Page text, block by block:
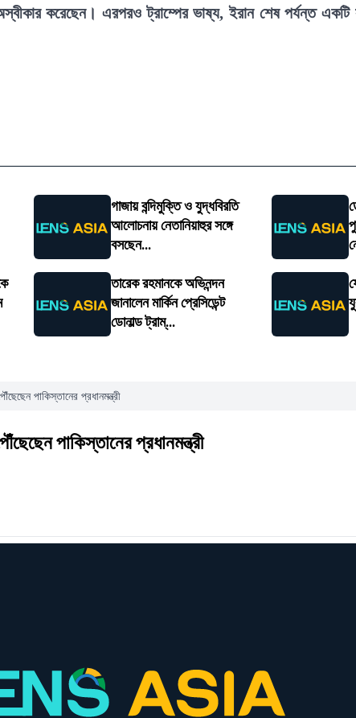
করেছেন। এরপরও ট্রাম্পের ভাষ্য, ইরান শেষ পর্যন্ত
গাজায় বন্দিমুক্তি ও যুদ্ধবিরতি
আলোচনায় নেতানিয়াহুর সঙ্গে
বসছেন...
তারেক রহমানকে অভিনন্দন
জানালেন মার্কিন প্রেসিডেন্ট
ডোনাল্ড ট্রাম্...
পাকিস্তানের প্রধানমন্ত্রী
পাকিস্তানের প্রধানমন্ত্রী